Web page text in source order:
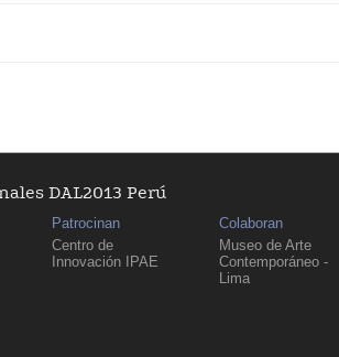
DAL2013 Perú
Patrocinan
Centro de
Innovación IPAE
Colaboran
Museo de Arte
Contemporáneo -
Lima